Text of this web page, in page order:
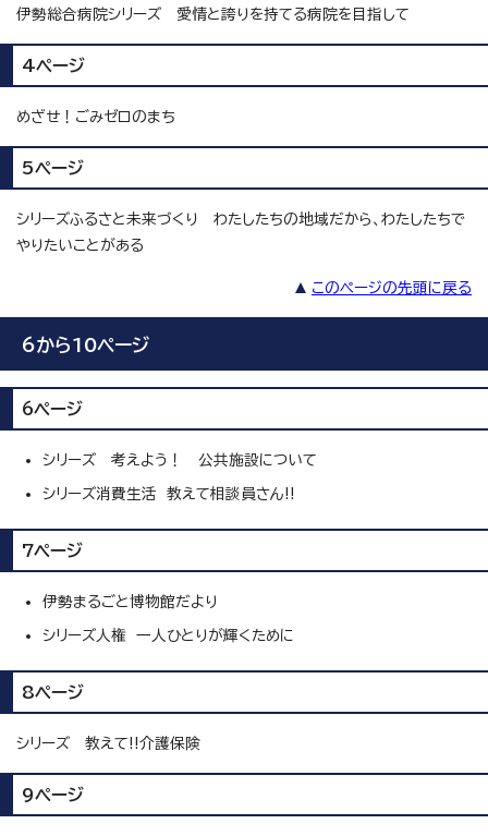
伊勢総合病院シリーズ 愛情と誇りを持てる病院を目指して
4ページ
めざせ！ごみゼロのまち
5ページ
シリーズふるさと未来づくり わたしたちの地域だから、わたしたちで
やりたいことがある
このページの先頭に戻る
6から10ページ
6ページ
シリーズ 考えよう！ 公共施設について
シリーズ消費生活 教えて相談員さん!!
7ページ
伊勢まるごと博物館だより
シリーズ人権 一人ひとりが輝くために
8ページ
シリーズ 教えて!!介護保険
9ページ